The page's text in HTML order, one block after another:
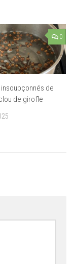
0
de
de girofle